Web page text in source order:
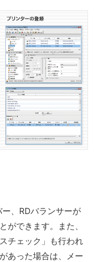
、RDバランサーが
ができます。また、
チェック」も行われ
あった場合は、メー